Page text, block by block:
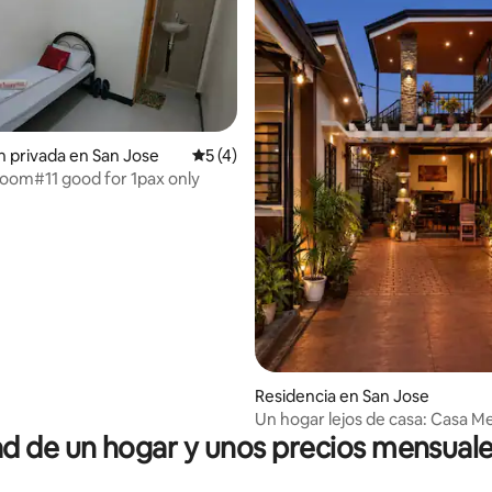
privada en San Jose Calificación promedio: 5 de 5; 4
5 (4)
good for 1pax only
Residencia en San Jose
Un hogar lejos de casa: Casa
de un hogar y unos precios